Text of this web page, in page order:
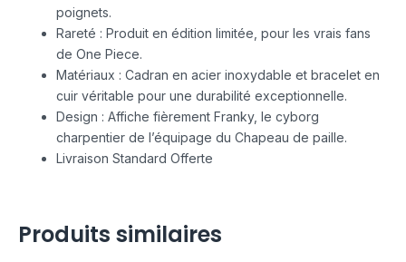
poignets.
Rareté : Produit en édition limitée, pour les vrais fans
de One Piece.
Matériaux : Cadran en acier inoxydable et bracelet en
cuir véritable pour une durabilité exceptionnelle.
Design : Affiche fièrement Franky, le cyborg
charpentier de l’équipage du Chapeau de paille.
Livraison Standard Offerte
Produits similaires